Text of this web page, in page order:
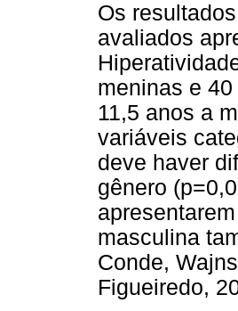
Os
avaliados
meninas e
11,5 anos a
variáveis
deve haver
gênero
masculina
Conde,
Figueiredo,